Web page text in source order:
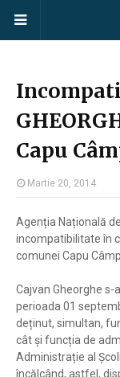
Capu
Martie 20, 2014
Agenția Națională
incompatibilitate în
comunei Capu
Cajvan Gheorghe
perioada 01
deținut, simultan,
cât și funcția de
Administrație al
încălcând, astfel,